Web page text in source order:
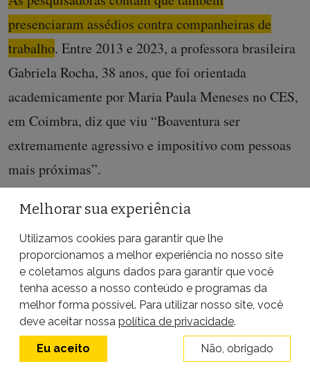
presenciaram assédios contra companheiras de
trabalho. Entre 2013 e 2023, a professora brasileira
Gabriela Rocha, 38 anos, que foi orientada
academicamente por Maria Paula Meneses no CES,
em Coimbra, diz que viu “Boaventura ser
extremamente agressivo e impositivo com pessoas
mais próximas”.
Eva Garcia Chueca, 44 anos, vice-ouvidora
municipal em Barcelona, na Espanha, iniciou um
doutorado em Coimbra em 2010. “No começo ele
era educado, afável. Em 2011, quando assinei um
contrato de trabalho com o CES, passou a ser
intolerante e violento.”
“Eu sentia no meu corpo um medo constante, uma
Melhorar sua experiência
Utilizamos cookies para garantir que lhe
proporcionamos a melhor experiência no nosso site
e coletamos alguns dados para garantir que você
tenha acesso a nosso conteúdo e programas da
melhor forma possível. Para utilizar nosso site, você
deve aceitar nossa política de privacidade.
Eu aceito Não, obrigado